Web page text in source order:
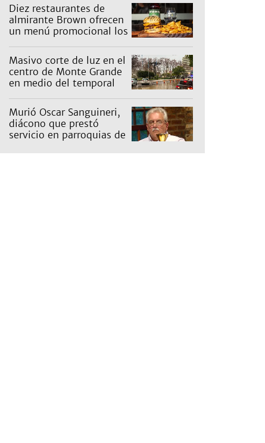
Diez restaurantes de
almirante Brown ofrecen
un menú promocional los
qué precios tienen
Masivo corte de luz en el
centro de Monte Grande
en medio del temporal
Murió Oscar Sanguineri,
diácono que prestó
servicio en parroquias de